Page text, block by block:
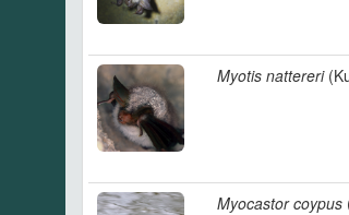
Myotis nattereri
Myocastor coypus